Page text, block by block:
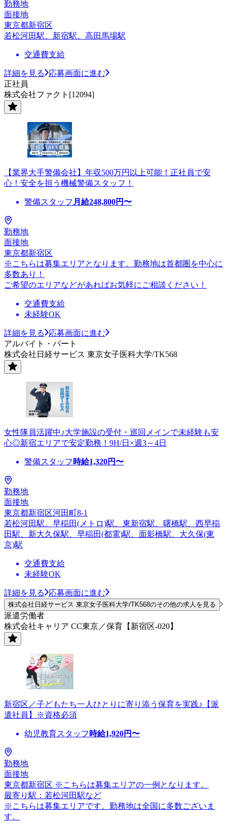
勤務地
面接地
東京都新宿区
若松河田駅、新宿駅、高田馬場駅
交通費支給
詳細を見る
応募画面に進む
正社員
株式会社ファクト[12094]
【業界大手警備会社】年収500万円以上可能！正社員で安
心！安全を担う機械警備スタッフ！
警備スタッフ 月給248,800円〜
勤務地
面接地
東京都新宿区
※こちらは募集エリアとなります。勤務地は首都圏を中心に
多数あり！
ご希望のエリアなどがあればお気軽にご相談ください！
交通費支給
未経験OK
詳細を見る
応募画面に進む
アルバイト・パート
株式会社日経サービス 東京女子医科大学/TK568
女性隊員活躍中♪大学施設の受付・巡回メインで未経験も安
心◎新宿エリアで安定勤務！9H/日×週3～4日
警備スタッフ 時給1,320円〜
勤務地
面接地
東京都新宿区河田町8-1
若松河田駅、早稲田(メトロ)駅、東新宿駅、曙橋駅、西早稲
田駅、新大久保駅、早稲田(都電)駅、面影橋駅、大久保(東
京)駅
交通費支給
未経験OK
詳細を見る 応募画面に進む
株式会社日経サービス 東京女子医科大学/TK568のその他の求人を見る
派遣労働者
株式会社キャリア CC東京／保育【新宿区-020】
新宿区／子どもたち一人ひとりに寄り添う保育を実践♪【派
遣社員】※資格必須
幼児教育スタッフ 時給1,920円〜
勤務地
面接地
東京都新宿区 ※こちらは募集エリアの一例となります。
最寄り駅：若松河田駅など
※こちらは募集エリアです。勤務地は全国に多数ございま
す。